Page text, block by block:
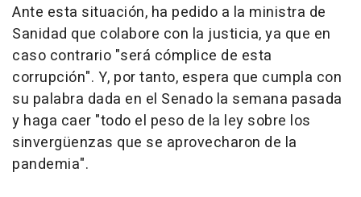
Ante esta situación, ha pedido a la ministra de
Sanidad que colabore con la justicia, ya que en
caso contrario "será cómplice de esta
corrupción". Y, por tanto, espera que cumpla con
su palabra dada en el Senado la semana pasada
y haga caer "todo el peso de la ley sobre los
sinvergüenzas que se aprovecharon de la
pandemia".